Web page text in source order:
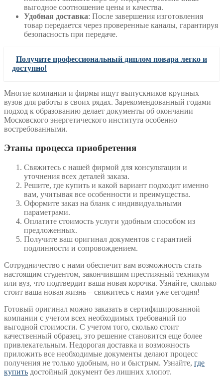
выгодное соотношение цены и качества.
Удобная доставка: После завершения изготовления
товар передается через проверенные каналы, гарантируя
безопасность при передаче.
Получите профессиональный диплом повара легко и
доступно!
Многие компании и фирмы ищут выпускников крупных
вузов для работы в своих рядах. Зарекомендованный годами
подход к образованию делает документы об окончании
Московского энергетического института особенно
востребованными.
Этапы процесса приобретения
Свяжитесь с нашей фирмой для консультации и
уточнения всех деталей заказа.
Решите, где купить и какой вариант подходит именно
вам, учитывая все особенности и преимущества.
Оформите заказ на бланк с индивидуальными
параметрами.
Оплатите стоимость услуги удобным способом из
предложенных.
Получите ваш оригинал документов с гарантией
подлинности и сопровождением.
Сотрудничество с нами обеспечит вам возможность стать
настоящим студентом, закончившим престижный техникум
или вуз, что подтвердит ваша новая корочка. Узнайте, сколько
стоит ваша новая жизнь – свяжитесь с нами уже сегодня!
Готовый оригинал можно заказать в сертифицированной
компании с учетом всех необходимых требований по
выгодной стоимости. С учетом того, сколько стоит
качественный образец, это решение становится еще более
привлекательным. Недорогая доставка и возможность
приложить все необходимые документы делают процесс
получения не только удобным, но и быстрым. Узнайте, где
купить достойный документ без лишних хлопот.